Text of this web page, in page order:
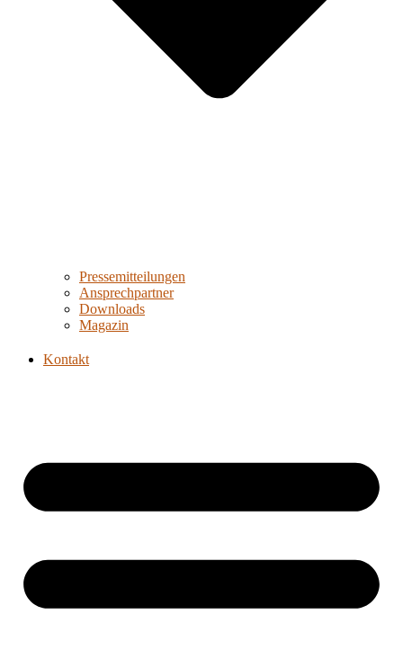
Pressemitteilungen
Ansprechpartner
Downloads
Magazin
Kontakt